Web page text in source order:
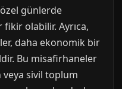
günlerde
olabilir. Ayrıca,
daha ekonomik bir
Bu misafirhaneler
sivil toplum